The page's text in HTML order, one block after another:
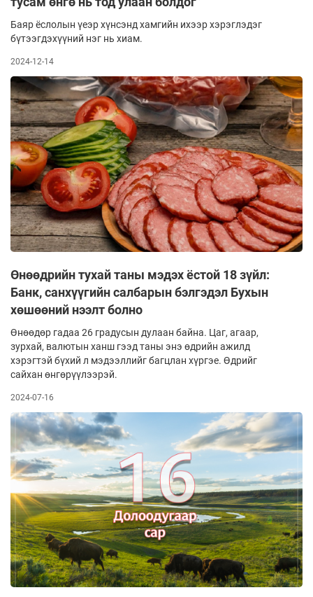
Баяр ёслолын үеэр хүнсэнд хамгийн ихээр хэрэглэдэг
бүтээгдэхүүний нэг нь хиам.
2024-12-14
Өнөөдрийн тухай таны мэдэх ёстой 18 зүйл:
Банк, санхүүгийн салбарын бэлгэдэл Бухын
хөшөөний нээлт болно
Өнөөдөр гадаа 26 градусын дулаан байна. Цаг, агаар,
зурхай, валютын ханш гээд таны энэ өдрийн ажилд
хэрэгтэй бүхий л мэдээллийг багцлан хүргэе. Өдрийг
сайхан өнгөрүүлээрэй.
2024-07-16